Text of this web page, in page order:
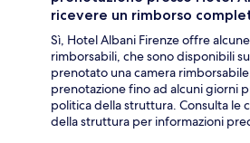
ricevere un rimborso
Sì, Hotel Albani Firenze offre
rimborsabili, che sono disponibili
prenotato una camera
prenotazione fino ad alcuni giorni
politica della struttura. Consulta le
della struttura per informazioni